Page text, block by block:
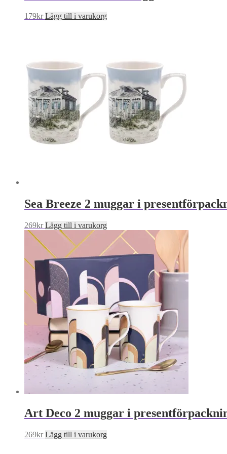
179kr Lägg till i varukorg
Sea Breeze 2 muggar i
269kr Lägg till i varukorg
Art Deco 2 muggar i
269kr Lägg till i varukorg